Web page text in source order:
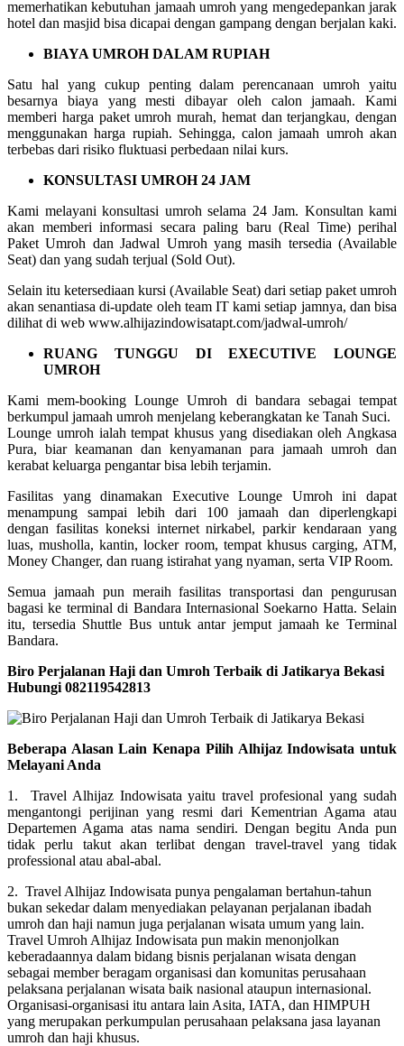
memerhatikan kebutuhan jamaah umroh yang mengedepankan jarak
hotel dan masjid bisa dicapai dengan gampang dengan berjalan kaki.
BIAYA UMROH DALAM RUPIAH
Satu hal yang cukup penting dalam perencanaan umroh yaitu
besarnya biaya yang mesti dibayar oleh calon jamaah. Kami
memberi harga paket umroh murah, hemat dan terjangkau, dengan
menggunakan harga rupiah. Sehingga, calon jamaah umroh akan
terbebas dari risiko fluktuasi perbedaan nilai kurs.
KONSULTASI UMROH 24 JAM
Kami melayani konsultasi umroh selama 24 Jam. Konsultan kami
akan memberi informasi secara paling baru (Real Time) perihal
Paket Umroh dan Jadwal Umroh yang masih tersedia (Available
Seat) dan yang sudah terjual (Sold Out).
Selain itu ketersediaan kursi (Available Seat) dari setiap paket umroh
akan senantiasa di-update oleh team IT kami setiap jamnya, dan bisa
dilihat di web www.alhijazindowisatapt.com/jadwal-umroh/
RUANG TUNGGU DI EXECUTIVE LOUNGE
UMROH
Kami mem-booking Lounge Umroh di bandara sebagai tempat
berkumpul jamaah umroh menjelang keberangkatan ke Tanah Suci.
Lounge umroh ialah tempat khusus yang disediakan oleh Angkasa
Pura, biar keamanan dan kenyamanan para jamaah umroh dan
kerabat keluarga pengantar bisa lebih terjamin.
Fasilitas yang dinamakan Executive Lounge Umroh ini dapat
menampung sampai lebih dari 100 jamaah dan diperlengkapi
dengan fasilitas koneksi internet nirkabel, parkir kendaraan yang
luas, musholla, kantin, locker room, tempat khusus carging, ATM,
Money Changer, dan ruang istirahat yang nyaman, serta VIP Room.
Semua jamaah pun meraih fasilitas transportasi dan pengurusan
bagasi ke terminal di Bandara Internasional Soekarno Hatta. Selain
itu, tersedia Shuttle Bus untuk antar jemput jamaah ke Terminal
Bandara.
Biro Perjalanan Haji dan Umroh Terbaik di Jatikarya Bekasi
Hubungi 082119542813
Beberapa Alasan Lain Kenapa Pilih Alhijaz Indowisata untuk
Melayani Anda
1. Travel Alhijaz Indowisata yaitu travel profesional yang sudah
mengantongi perijinan yang resmi dari Kementrian Agama atau
Departemen Agama atas nama sendiri. Dengan begitu Anda pun
tidak perlu takut akan terlibat dengan travel-travel yang tidak
professional atau abal-abal.
2. Travel Alhijaz Indowisata punya pengalaman bertahun-tahun
bukan sekedar dalam menyediakan pelayanan perjalanan ibadah
umroh dan haji namun juga perjalanan wisata umum yang lain.
Travel Umroh Alhijaz Indowisata pun makin menonjolkan
keberadaannya dalam bidang bisnis perjalanan wisata dengan
sebagai member beragam organisasi dan komunitas perusahaan
pelaksana perjalanan wisata baik nasional ataupun internasional.
Organisasi-organisasi itu antara lain Asita, IATA, dan HIMPUH
yang merupakan perkumpulan perusahaan pelaksana jasa layanan
umroh dan haji khusus.